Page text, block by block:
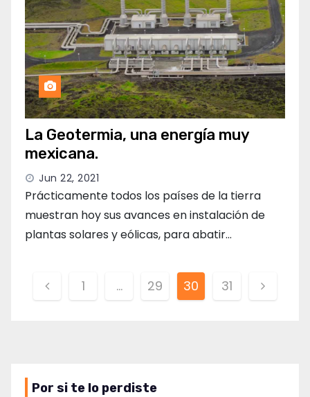
La Geotermia, una energía muy
mexicana.
Jun 22, 2021
Prácticamente todos los países de la tierra
muestran hoy sus avances en instalación de
plantas solares y eólicas, para abatir…
Paginación
1 … 29 30 31
Por si te lo perdiste